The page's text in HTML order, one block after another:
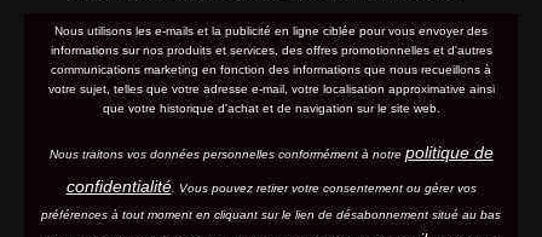
Nous utilisons les e-mails et la publicité en ligne ciblée pour vous envoyer des
informations sur nos produits et services, des offres promotionnelles et d'autres
communications marketing en fonction des informations que nous recueillons à
votre sujet, telles que votre adresse e-mail, votre localisation approximative ainsi
que votre historique d'achat et de navigation sur le site web.
Nous traitons vos données personnelles conformément à notre politique de
confidentialité. Vous pouvez retirer votre consentement ou gérer vos
préférences à tout moment en cliquant sur le lien de désabonnement situé au bas